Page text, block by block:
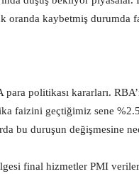
oranda kaybetmiş durumda
para politikası kararları.
faizini geçtiğimiz sene
bu duruşun değişmesine
final hizmetler PMI